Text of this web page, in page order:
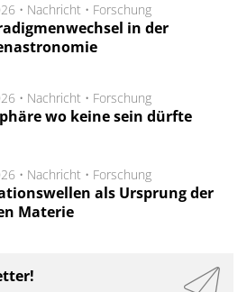
• Nachricht • Forschung
in der
• Nachricht • Forschung
wo keine sein dürfte
• Nachricht • Forschung
als Ursprung der
Materie